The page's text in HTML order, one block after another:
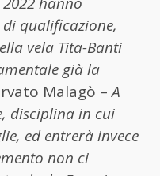
qualificazione,
vela Tita-Banti
già la
Malagò –A
disciplina in cui
ed entrerà invece
non ci